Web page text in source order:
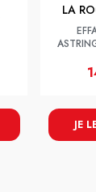
LA
JE